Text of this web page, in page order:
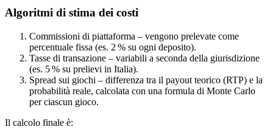
Algoritmi di stima dei costi
Commissioni di piattaforma – vengono prelevate come
percentuale fissa (es. 2 % su ogni deposito).
Tasse di transazione – variabili a seconda della giurisdizione
(es. 5 % su prelievi in Italia).
Spread sui giochi – differenza tra il payout teorico (RTP) e la
probabilità reale, calcolata con una formula di Monte Carlo
per ciascun gioco.
Il calcolo finale è: